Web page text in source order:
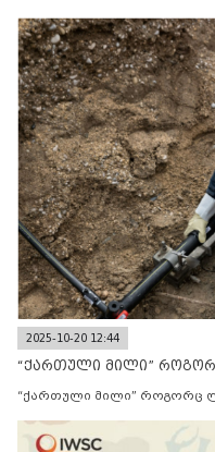
2025-10-20 12:44
“ქართული მილი”
“ქართული მილი” როგორც